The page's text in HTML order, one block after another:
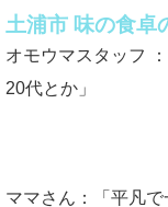
土浦市 味の食卓
オモウマスタッフ
20代とか」
ママさん：「平凡